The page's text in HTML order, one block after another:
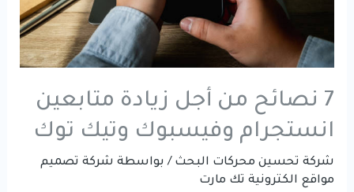
7 نصائح من أجل زيادة متابعين
انستجرام وفيسبوك وتيك توك
شركة تحسين محركات البحث / بواسطة شركة تصميم
مواقع الكترونية تك مارت